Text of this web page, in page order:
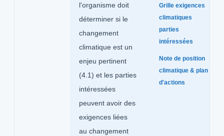
l'organisme doit
déterminer si le
changement
climatique est un
enjeu pertinent
(4.1) et les parties
intéressées
peuvent avoir des
exigences liées
au changement
Grille exigences
climatiques
parties
intéressées
Note de position
climatique & plan
d'actions